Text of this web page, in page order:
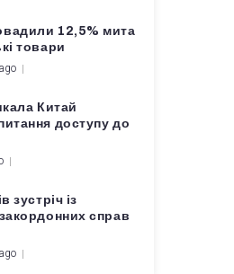
12,5% мита
товари
Китай
доступу до
зустріч із
справ